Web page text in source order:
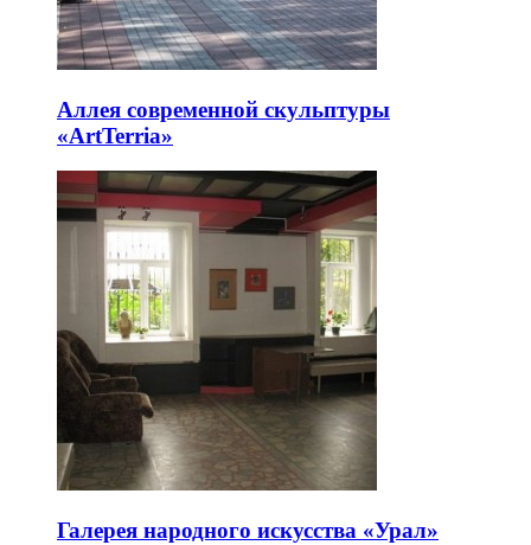
Аллея современной скульптуры
«ArtTerria»
Галерея народного искусства «Урал»